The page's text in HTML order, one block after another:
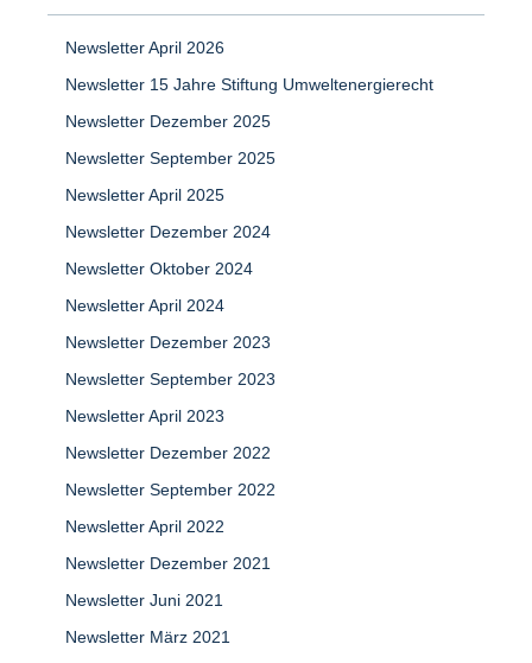
Newsletter April 2026
Newsletter 15 Jahre Stiftung Umweltenergierecht
Newsletter Dezember 2025
Newsletter September 2025
Newsletter April 2025
Newsletter Dezember 2024
Newsletter Oktober 2024
Newsletter April 2024
Newsletter Dezember 2023
Newsletter September 2023
Newsletter April 2023
Newsletter Dezember 2022
Newsletter September 2022
Newsletter April 2022
Newsletter Dezember 2021
Newsletter Juni 2021
Newsletter März 2021